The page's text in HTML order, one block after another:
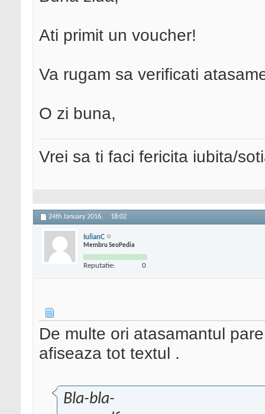
Ati primit un voucher!
Va rugam sa verificati
O zi buna,
Vrei sa ti faci fericita iubita/
24th January 2016, 18:02
IulianC
Membru SeoPedia
Reputatie: 0
De multe ori atasamantul
afiseaza tot textul .
Bla-bla-